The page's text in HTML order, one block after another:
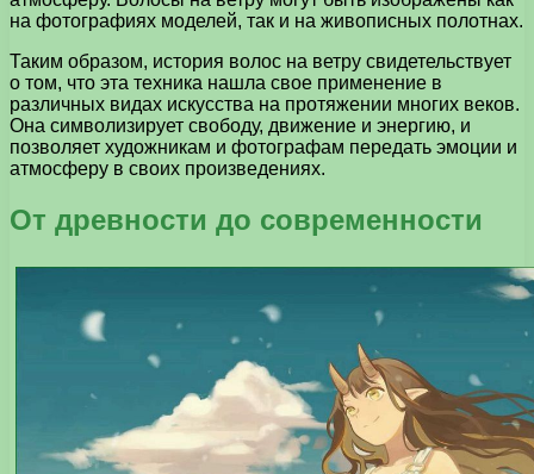
на фотографиях моделей, так и на живописных полотнах.
Таким образом, история волос на ветру свидетельствует
о том, что эта техника нашла свое применение в
различных видах искусства на протяжении многих веков.
Она символизирует свободу, движение и энергию, и
позволяет художникам и фотографам передать эмоции и
атмосферу в своих произведениях.
От древности до современности